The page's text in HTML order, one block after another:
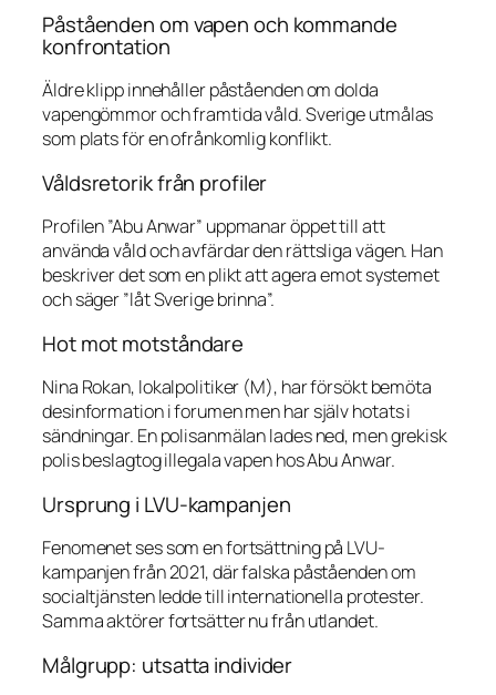
Påståenden om vapen och kommande
konfrontation
Äldre klipp innehåller påståenden om dolda
vapengömmor och framtida våld. Sverige utmålas
som plats för en ofrånkomlig konflikt.
Våldsretorik från profiler
Profilen ”Abu Anwar” uppmanar öppet till att
använda våld och avfärdar den rättsliga vägen. Han
beskriver det som en plikt att agera emot systemet
och säger ”låt Sverige brinna”.
Hot mot motståndare
Nina Rokan, lokalpolitiker (M), har försökt bemöta
desinformation i forumen men har själv hotats i
sändningar. En polisanmälan lades ned, men grekisk
polis beslagtog illegala vapen hos Abu Anwar.
Ursprung i LVU-kampanjen
Fenomenet ses som en fortsättning på LVU-
kampanjen från 2021, där falska påståenden om
socialtjänsten ledde till internationella protester.
Samma aktörer fortsätter nu från utlandet.
Målgrupp: utsatta individer